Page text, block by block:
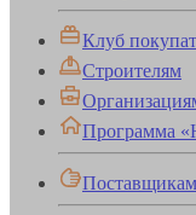
Клуб
Строителям
Программа
Поставщикам